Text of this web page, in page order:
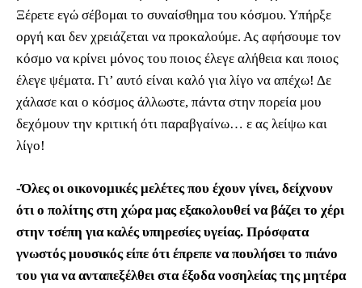
Ξέρετε εγώ σέβομαι το συναίσθημα του κόσμου. Υπήρξε
οργή και δεν χρειάζεται να προκαλούμε. Ας αφήσουμε τον
κόσμο να κρίνει μόνος του ποιος έλεγε αλήθεια και ποιος
έλεγε ψέματα. Γι’ αυτό είναι καλό για λίγο να απέχω! Δε
χάλασε και ο κόσμος άλλωστε, πάντα στην πορεία μου
δεχόμουν την κριτική ότι παραβγαίνω… ε ας λείψω και
λίγο!
-Όλες οι οικονομικές μελέτες που έχουν γίνει, δείχνουν
ότι ο πολίτης στη χώρα μας εξακολουθεί να βάζει το χέρι
στην τσέπη για καλές υπηρεσίες υγείας. Πρόσφατα
γνωστός μουσικός είπε ότι έπρεπε να πουλήσει το πιάνο
του για να ανταπεξέλθει στα έξοδα νοσηλείας της μητέρα